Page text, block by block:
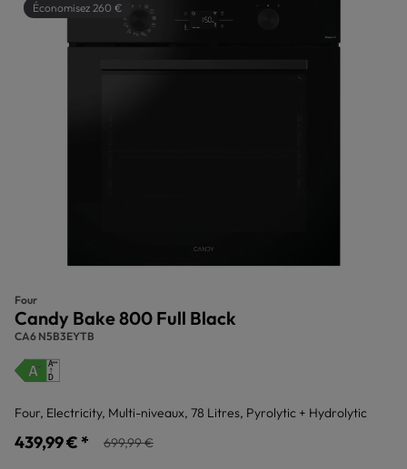
Économisez 260 €
Four
Candy Bake 800 Full Black
CA6 N5B3EYTB
Four, Electricity, Multi-niveaux, 78 Litres, Pyrolytic + Hydrolytic
439,99 € * 699,99 €